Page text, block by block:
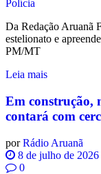
Polícia
Da Redação Aruanã
estelionato e
PM/MT
Leia mais
Em construção,
contará com
por Rádio Aruanã
8 de julho de 2026
0